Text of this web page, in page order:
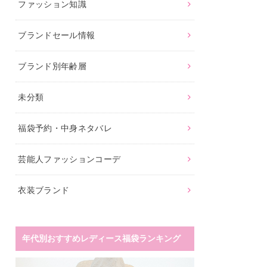
ファッション知識
ブランドセール情報
ブランド別年齢層
未分類
福袋予約・中身ネタバレ
芸能人ファッションコーデ
衣装ブランド
年代別おすすめレディース福袋ランキング